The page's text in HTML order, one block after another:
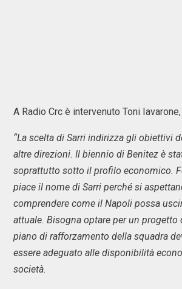
A Radio Crc è intervenuto Toni
“La scelta di Sarri indirizza gli obiettivi
altre direzioni. Il biennio di Benitez è
soprattutto sotto il profilo economico.
piace il nome di Sarri perché si
comprendere come il Napoli possa
attuale. Bisogna optare per un
piano di rafforzamento della squadra
essere adeguato alle disponibilità
società.